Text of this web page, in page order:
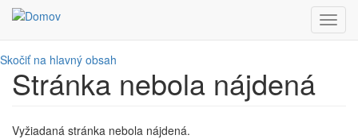
Skočiť na hlavný obsah
Stránka nebola nájdená
Vyžiadaná stránka nebola nájdená.